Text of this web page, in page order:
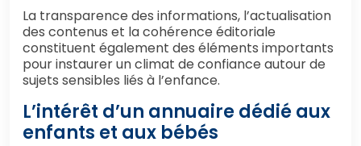
La transparence des informations, l’actualisation
des contenus et la cohérence éditoriale
constituent également des éléments importants
pour instaurer un climat de confiance autour de
sujets sensibles liés à l’enfance.
L’intérêt d’un annuaire dédié aux
enfants et aux bébés